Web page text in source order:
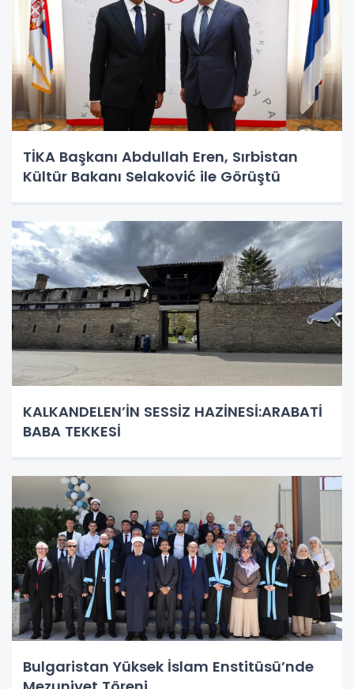
TİKA Başkanı Abdullah Eren, Sırbistan
Kültür Bakanı Selaković ile Görüştü
KALKANDELEN’İN SESSİZ HAZİNESİ:ARABATİ
BABA TEKKESİ
Bulgaristan Yüksek İslam Enstitüsü’nde